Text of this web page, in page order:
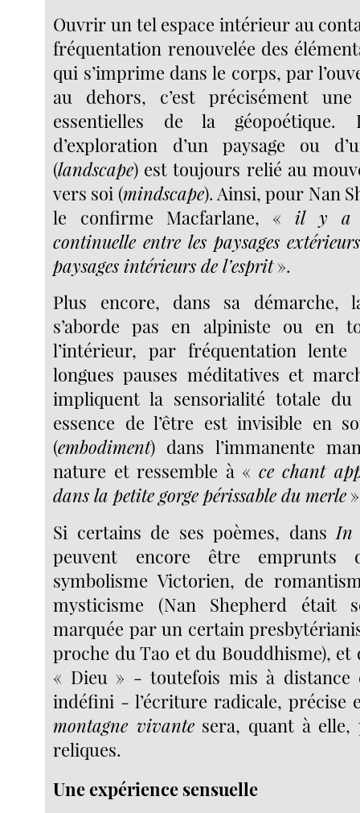
Ouvrir un tel espace intérieur au
fréquentation renouvelée des
qui s’imprime dans le corps, par
au dehors, c’est précisément
essentielles de la géopoétique.
d’exploration d’un paysage ou
(landscape) est toujours relié au
vers soi (mindscape). Ainsi, pour Nan
le confirme Macfarlane, « il y a
continuelle entre les paysages
paysages intérieurs de l’esprit».
Plus encore, dans sa démarche,
s’aborde pas en alpiniste ou en
l’intérieur, par fréquentation
longues pauses méditatives et
impliquent la sensorialité totale
essence de l’être est invisible en
(embodiment) dans l’immanente
nature et ressemble à « ce chant
dans la petite gorge périssable du merle »
Si certains de ses poèmes, dans In
peuvent encore être emprunts
symbolisme Victorien, de
mysticisme (Nan Shepherd était
marquée par un certain
proche du Tao et du Bouddhisme), et
« Dieu » - toutefois mis à distance
indéfini - l’écriture radicale, précise
montagne vivantesera, quant à elle,
reliques.
Une expérience sensuelle